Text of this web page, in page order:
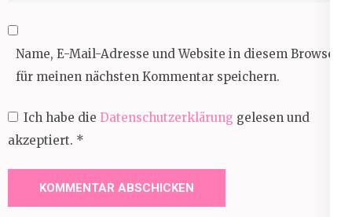
Name, E-Mail-Adresse und Website in diesem Browser
für meinen nächsten Kommentar speichern.
Ich habe die Datenschutzerklärung gelesen und
akzeptiert. *